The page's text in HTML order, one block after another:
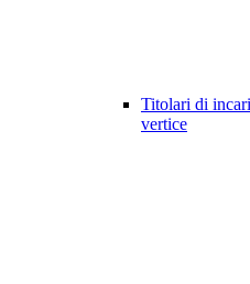
Titolari di
vertice